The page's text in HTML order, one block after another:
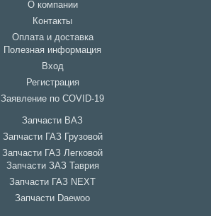
О компании
Контакты
Оплата и доставка
Полезная информация
Вход
Регистрация
Заявление по COVID-19
Запчасти ВАЗ
Запчасти ГАЗ Грузовой
Запчасти ГАЗ Легковой
Запчасти ЗАЗ Таврия
Запчасти ГАЗ NEXT
Запчасти Daewoo